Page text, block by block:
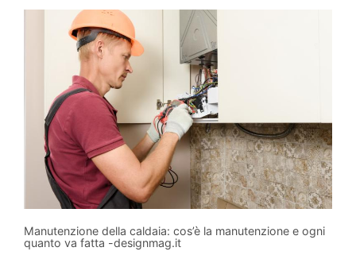
Manutenzione della caldaia: cos’è la manutenzione e ogni
quanto va fatta -designmag.it